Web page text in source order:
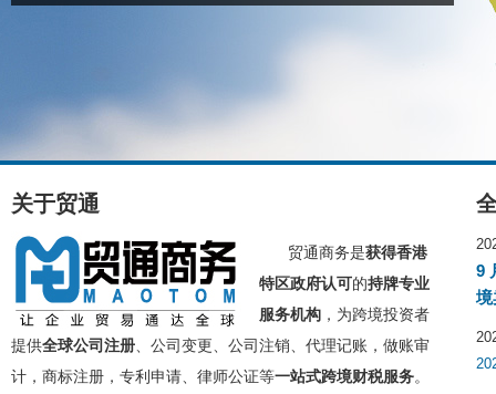
关于贸通
贸通商务是获得香港
特区政府认可的持牌专业
服务机构 ，为跨境投资者
提供全球公司注册 、公司变更、公司注销、代理记账，做账审
计，商标注册，专利申请、律师公证等一站式跨境财税服务。
9
境